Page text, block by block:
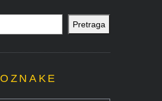
Pretraga
OZNAKE